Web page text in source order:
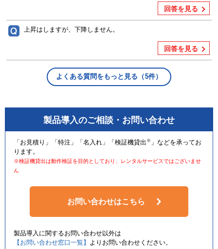
回答を見る
上昇はしますが、下降しません。
回答を見る
よくある質問をもっと見る（5件）
製品導入のご相談・お問い合わせ
「お見積り」「特注」「名入れ」「検証機貸出 ※ 」などを承ってお
ります。
※検証機貸出は動作検証を目的としており、レンタルサービスではございませ
ん
お問い合わせはこちら
製品導入に関するお問い合わせ以外は
【お問い合わせ窓口一覧】
よりお問い合わせください。